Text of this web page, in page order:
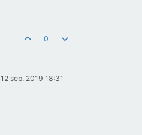
0
12 sep. 2019 18:31